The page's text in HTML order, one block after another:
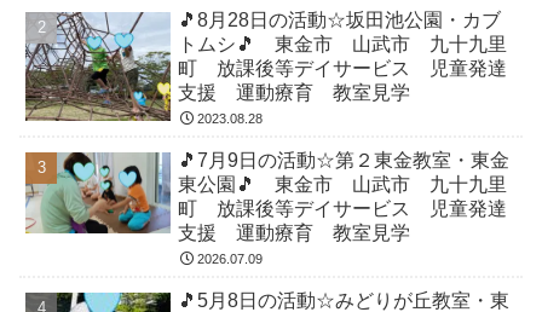
🎵8月28日の活動☆坂田池公園・カブ
トムシ🎵 東金市 山武市 九十九里
町 放課後等デイサービス 児童発達
支援 運動療育 教室見学
2023.08.28
🎵7月9日の活動☆第２東金教室・東金
東公園🎵 東金市 山武市 九十九里
町 放課後等デイサービス 児童発達
支援 運動療育 教室見学
2026.07.09
🎵5月8日の活動☆みどりが丘教室・東